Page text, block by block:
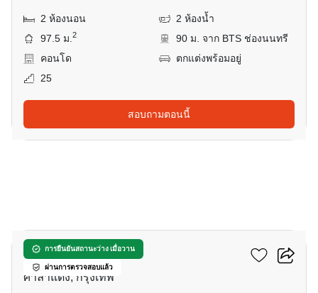
2 ห้องนอน
2 ห้องน้ำ
97.5 ม.2
90 ม. จาก BTS ช่องนนทรี
คอนโด
ตกแต่งพร้อมอยู่
25
สอบถามตอนนี้
การยืนยันสถานะว่าง เมื่อวาน
ผ่านการตรวจสอบแล้ว
สีลม คอนโดมิเนียม
ศาลาแดง, กรุงเทพ